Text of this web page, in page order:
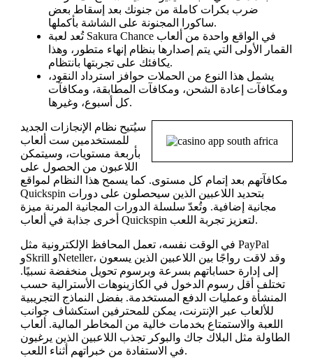
ضرب بكرات كاملة من جنونك بعد إسقاط بعض
ساكورا المجنونة على الشاشة بأكملها.
تُعد لعبة Sakura Chance في الواقع واحدة من ألعاب
القمار الأولى التي يتم إصدارها بنظام إنهاء متطور، وهذا
يكافئك على تجربتها بانتظام.
يشمل هذا النوع من الحملات حوافز استرداد النقود،
ومكافآت إعادة الشحن، ومكافآت المطابقة، ومكافآت
كل أسبوع، وغيرها.
سيُتيح نظام الإنجازات الجديد
للمستخدمين ست ألعاب
بأربعة مستويات، وسيتمكن
اللاعبون من الحصول على
مكافآتهم بعد إتمام كل مستوى. كما يسمح هذا النظام لمواقع
Quickspin بتحديد اللاعبين الذين سيحصلون على دورات
مجانية إضافية. وتُعدّ سلسلة الدورات المجانية المرنة ميزة
أخرى جذابة في ألعاب Quickspin لتعزيز تجربة اللعب.
في الوقت نفسه، تعمل المحافظ الإلكترونية مثل PayPal
وSkrill وNeteller، وقد لاقت رواجًا بين اللاعبين الذين يسعون
إلى إدارة حساباتهم بسرعة وبرسوم تحويل منخفضة نسبيًا.
تختلف أقل رسوم الدخول في الكازينوهات الأسترالية حسب
المنشأة وعمليات الدفع المستخدمة. بفضل النماذج التجريبية
للألعاب عبر الإنترنت، يمكن للمحترفين استكشاف جوانب
اللعبة والاستمتاع بخدمات خالية من المخاطر المالية. ألعاب
الطاولة مثل البلاك جاك والبوكر تجذب اللاعبين الذين يرغبون
في الاستفادة من خبراتهم أثناء اللعب.